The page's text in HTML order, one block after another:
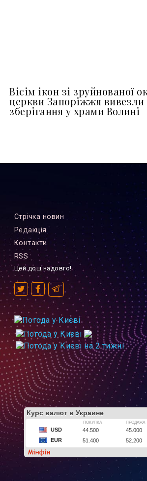
Вісім ікон зі зруйнованої
церкви Запоріжжя вивезли
зберігання у храми Волині
Стрiчка новин
Редакцiя
Контакти
RSS
Цей дощ надовго!